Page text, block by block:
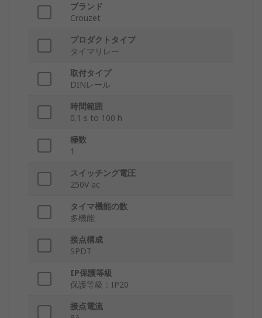
ブランド
Crouzet
プロダクトタイプ
タイマリレー
取付タイプ
DINレール
時間範囲
0.1 s to 100 h
極数
1
スイッチング電圧
250V ac
タイマ機能の数
多機能
接点構成
SPDT
IP保護等級
保護等級：IP20
接点電流